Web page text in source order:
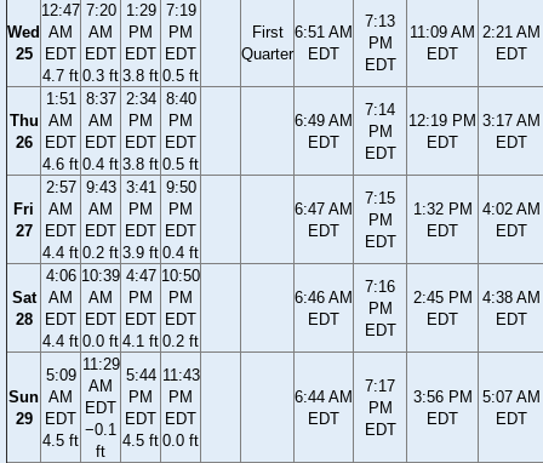
Wed
25
12:47
AM
EDT
4.7 ft
7:20
AM
EDT
0.3 ft
1:29
PM
EDT
3.8 ft
7:19
PM
EDT
0.5 ft
First
Quarter
6:51 AM
EDT
7:13
PM
EDT
11:09 AM
EDT
2:21 AM
EDT
Thu
26
1:51
AM
EDT
4.6 ft
8:37
AM
EDT
0.4 ft
2:34
PM
EDT
3.8 ft
8:40
PM
EDT
0.5 ft
6:49 AM
EDT
7:14
PM
EDT
12:19 PM
EDT
3:17 AM
EDT
Fri
27
2:57
AM
EDT
4.4 ft
9:43
AM
EDT
0.2 ft
3:41
PM
EDT
3.9 ft
9:50
PM
EDT
0.4 ft
6:47 AM
EDT
7:15
PM
EDT
1:32 PM
EDT
4:02 AM
EDT
Sat
28
4:06
AM
EDT
4.4 ft
10:39
AM
EDT
0.0 ft
4:47
PM
EDT
4.1 ft
10:50
PM
EDT
0.2 ft
6:46 AM
EDT
7:16
PM
EDT
2:45 PM
EDT
4:38 AM
EDT
Sun
29
5:09
AM
EDT
4.5 ft
11:29
AM
EDT
−0.1
ft
5:44
PM
EDT
4.5 ft
11:43
PM
EDT
0.0 ft
6:44 AM
EDT
7:17
PM
EDT
3:56 PM
EDT
5:07 AM
EDT